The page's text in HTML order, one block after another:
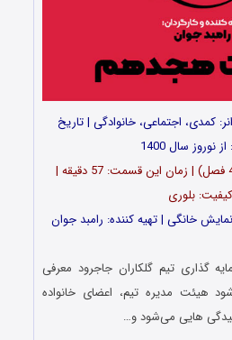
کمدی، اجتماعی، خانوادگی | تاریخ
نوروز سال 1400
تعداد قسمت ها: 100 (4 فصل) | زمان این قسمت: 57 دقیقه |
کیفیت: بلوری
گذاری تیم گلکاران جاجرود معرفی
هیئت مدیره تیم، اعضای خانواده
هایی می‌شود و…